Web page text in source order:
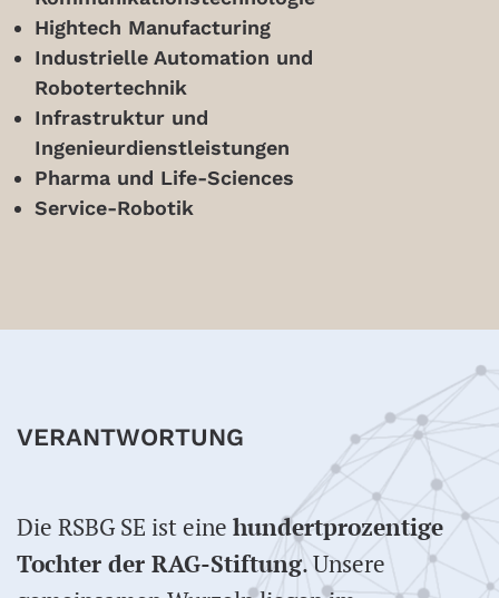
Hightech Manufacturing
Industrielle Automation und
Robotertechnik
Infrastruktur und
Ingenieurdienstleistungen
Pharma und Life-Sciences
Service-Robotik
VERANTWORTUNG
Die RSBG SE ist eine hundertprozentige
Tochter der RAG-Stiftung. Unsere